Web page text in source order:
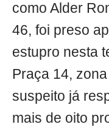
como Alder
46, foi preso
estupro nesta
Praça 14,
suspeito já
mais de oito